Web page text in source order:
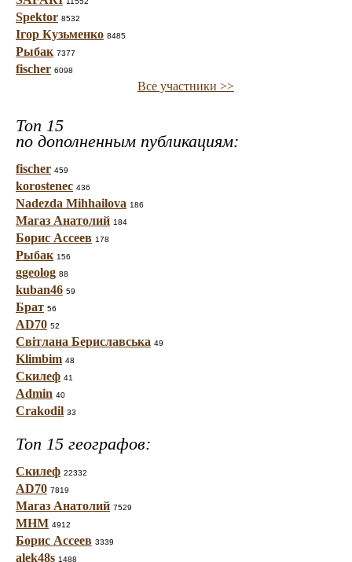
Spektor 8532
Ігор Кузьменко 8485
Рыбак 7377
fischer 6098
Все участники >>
Топ 15
по дополненным публикациям:
fischer 459
korostenec 436
Nadezda Mihhailova 186
Магаз Анатолий 184
Борис Ассеев 178
Рыбак 156
ggeolog 88
kuban46 59
Брат 56
AD70 52
Світлана Бериславська 49
Klimbim 48
Скилеф 41
Admin 40
Crakodil 33
Топ 15 географов:
Скилеф 22332
AD70 7819
Магаз Анатолий 7529
МНМ 4912
Борис Ассеев 3339
alek48s 1488